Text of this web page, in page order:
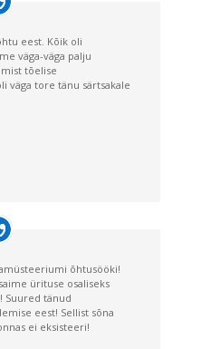
eest. Kõik oli
väga-väga palju
tõelise
väga tore tänu särtsakale
õhtusööki!
ürituse osaliseks
Suured tänud
eest! Sellist sõna
ei eksisteeri!